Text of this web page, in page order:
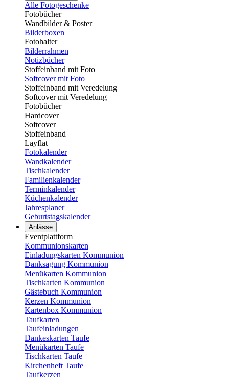
Alle Fotogeschenke
Fotobücher
Wandbilder & Poster
Bilderboxen
Fotohalter
Bilderrahmen
Notizbücher
Stoffeinband mit Foto
Softcover mit Foto
Stoffeinband mit Veredelung
Softcover mit Veredelung
Fotobücher
Hardcover
Softcover
Stoffeinband
Layflat
Fotokalender
Wandkalender
Tischkalender
Familienkalender
Terminkalender
Küchenkalender
Jahresplaner
Geburtstagskalender
Anlässe
Eventplattform
Kommunionskarten
Einladungskarten Kommunion
Danksagung Kommunion
Menükarten Kommunion
Tischkarten Kommunion
Gästebuch Kommunion
Kerzen Kommunion
Kartenbox Kommunion
Taufkarten
Taufeinladungen
Dankeskarten Taufe
Menükarten Taufe
Tischkarten Taufe
Kirchenheft Taufe
Taufkerzen